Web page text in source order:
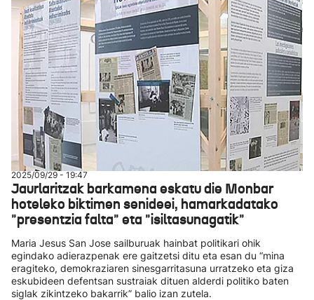
2025/09/29 - 19:47
Jaurlaritzak barkamena eskatu die Monbar
hoteleko biktimen senideei, hamarkadatako
"presentzia falta" eta "isiltasunagatik"
Maria Jesus San Jose sailburuak hainbat politikari ohik
egindako adierazpenak ere gaitzetsi ditu eta esan du “mina
eragiteko, demokraziaren sinesgarritasuna urratzeko eta giza
eskubideen defentsan sustraiak dituen alderdi politiko baten
siglak zikintzeko bakarrik” balio izan zutela.